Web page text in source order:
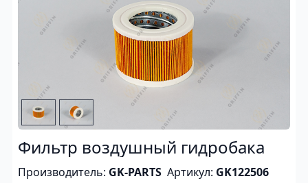
Фильтр воздушный гидробака
Производитель: GK-PARTS Артикул: GK122506